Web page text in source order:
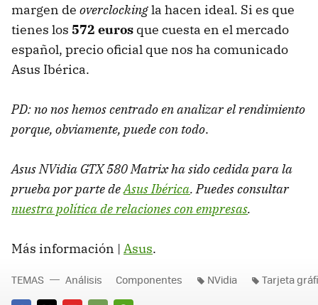
margen de overclockingla hacen ideal. Si es que
tienes los 572 euros que cuesta en el mercado
español, precio oficial que nos ha comunicado
Asus Ibérica.
PD: no nos hemos centrado en analizar el rendimiento
porque, obviamente, puede con todo.
Asus NVidia GTX580 Matrix ha sido cedida para la
prueba por parte deAsus Ibérica. Puedes consultar
nuestra política de relaciones con empresas.
Más información | Asus.
TEMAS Análisis Componentes NVidia Tarjeta